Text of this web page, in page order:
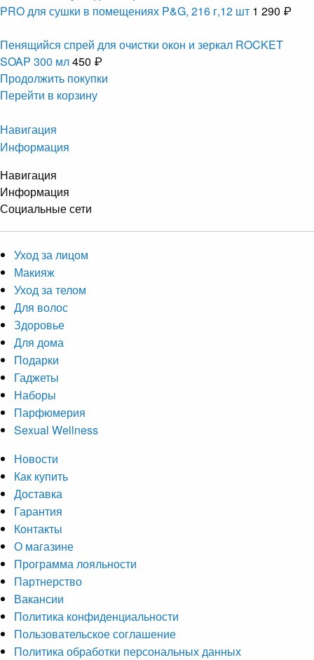
PRO для сушки в помещениях P&G, 216 г,12 шт 1 290 ₽
Пенящийся спрей для очистки окон и зеркал ROCKET
SOAP 300 мл450 ₽
Продолжить покупки
Перейти в корзину
Навигация
Информация
Навигация
Информация
Социальные сети
Уход за лицом
Макияж
Уход за телом
Для волос
Здоровье
Для дома
Подарки
Гаджеты
Наборы
Парфюмерия
Sexual Wellness
Новости
Как купить
Доставка
Гарантия
Контакты
О магазине
Программа лояльности
Партнерство
Вакансии
Политика конфиденциальности
Пользовательское соглашение
Политика обработки персональных данных